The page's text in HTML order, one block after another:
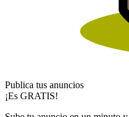
Publica tus anuncios
¡Es GRATIS!